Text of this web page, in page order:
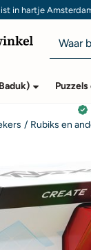
gesloten.
in hartje
Zoeken
/ Rubiks en